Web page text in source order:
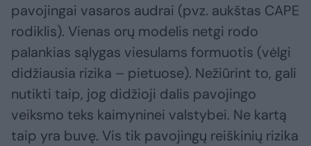
pavojingai vasaros audrai (pvz. aukštas CAPE
rodiklis). Vienas orų modelis netgi rodo
palankias sąlygas viesulams formuotis (vėlgi
didžiausia rizika – pietuose). Nežiūrint to, gali
nutikti taip, jog didžioji dalis pavojingo
veiksmo teks kaimyninei valstybei. Ne kartą
taip yra buvę. Vis tik pavojingų reiškinių rizika